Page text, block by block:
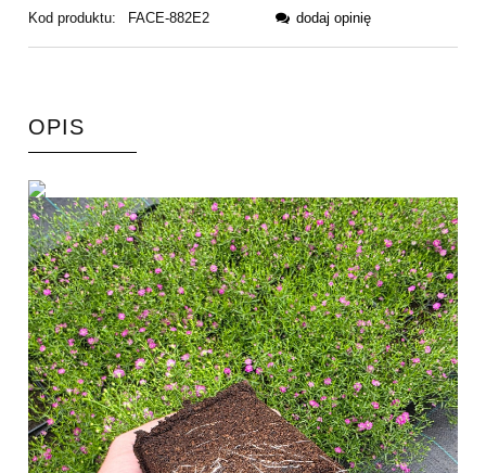
Kod produktu:
FACE-882E2
dodaj opinię
OPIS